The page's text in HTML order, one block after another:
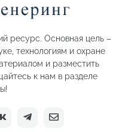
ресурс. Основная цель –
технологиям и охране
и разместить
к нам в разделе